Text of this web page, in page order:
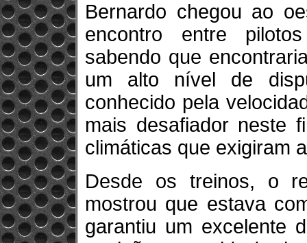
Bernardo chegou ao
encontro entre
sabendo que
um alto nível de
conhecido pela
mais desafiador neste
climáticas que exigiram
Desde os treinos, o
mostrou que estava
garantiu um excelente